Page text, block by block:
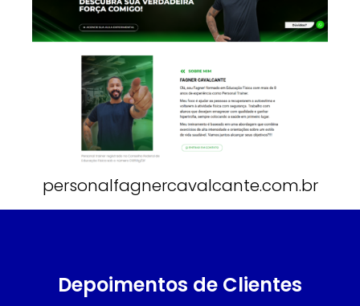
personalfagnercavalcante.com.br
Depoimentos de Clientes